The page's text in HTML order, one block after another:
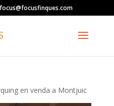
focus@focusfinques.com
en venda a Montjuic